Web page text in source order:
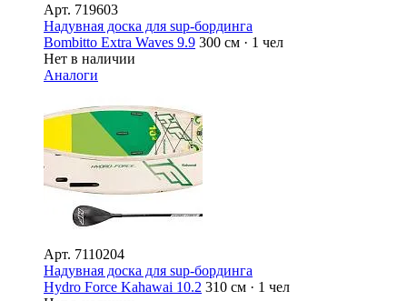
Арт. 719603
Надувная доска для sup-бординга
Bombitto Extra Waves 9.9 300 см · 1 чел
Нет в наличии
Аналоги
Арт. 7110204
Надувная доска для sup-бординга
Hydro Force Kahawai 10.2 310 см · 1 чел